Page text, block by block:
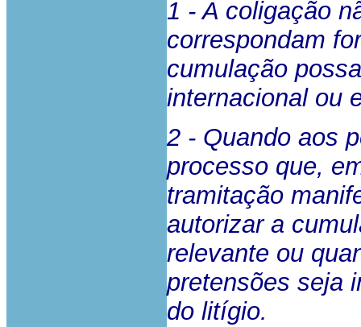
1 - A coligação
correspondam
cumulação
internacional ou
2 - Quando aos
processo que,
tramitação
autorizar a
relevante ou
pretensões seja
do litígio.